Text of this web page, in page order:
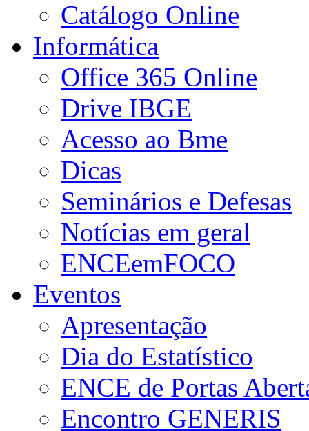
Catálogo Online
Informática
Office 365 Online
Drive IBGE
Acesso ao Bme
Dicas
Seminários e Defesas
Notícias em geral
ENCEemFOCO
Eventos
Apresentação
Dia do Estatístico
ENCE de Portas
Encontro GENERIS